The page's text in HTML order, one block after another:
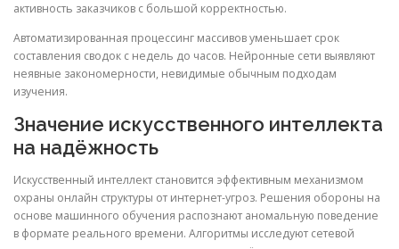
активность заказчиков с большой корректностью.
Автоматизированная процессинг массивов уменьшает срок
составления сводок с недель до часов. Нейронные сети выявляют
неявные закономерности, невидимые обычным подходам
изучения.
Значение искусственного интеллекта
на надёжность
Искусственный интеллект становится эффективным механизмом
охраны онлайн структуры от интернет-угроз. Решения обороны на
основе машинного обучения распознают аномальную поведение
в формате реального времени. Алгоритмы исследуют сетевой